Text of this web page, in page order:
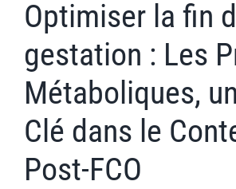
HOME
OUR SERVICES
NEWS
Optimiser la fin
gestation : Les
Métaboliques,
Clé dans le
Post-FCO